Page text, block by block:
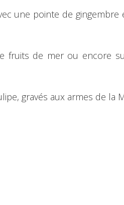
une pointe de gingembre
fruits de mer ou encore
gravés aux armes de la